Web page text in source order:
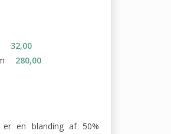
32,00
280,00
er en blanding af 50%